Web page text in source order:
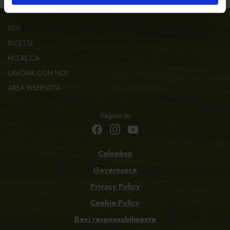
RESI
RICETTE
HO.RE.CA.
LAVORA CON NOI
AREA RISERVATA
Seguici su
Colophon
Governance
Privacy Policy
Cookie Policy
Bevi responsabilmente